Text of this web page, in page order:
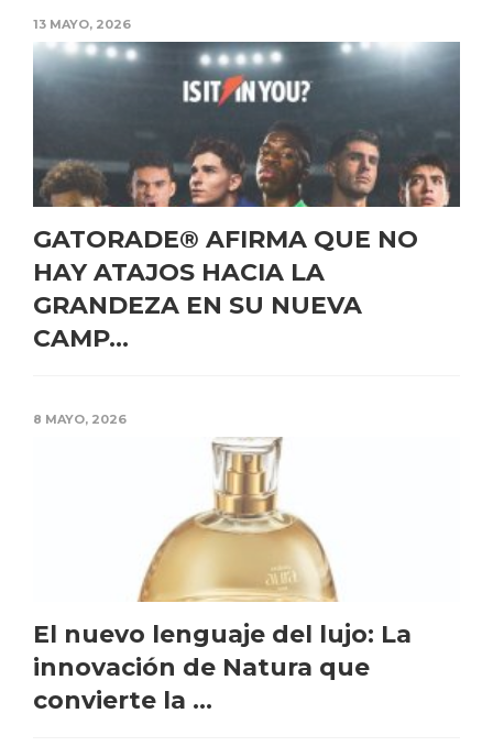
13 MAYO, 2026
GATORADE® AFIRMA QUE NO
HAY ATAJOS HACIA LA
GRANDEZA EN SU NUEVA
CAMP...
8 MAYO, 2026
El nuevo lenguaje del lujo: La
innovación de Natura que
convierte la ...